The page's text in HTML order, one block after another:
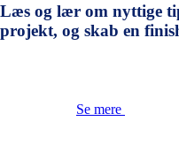
Læs og lær om nyttige
projekt, og skab en
Se mere